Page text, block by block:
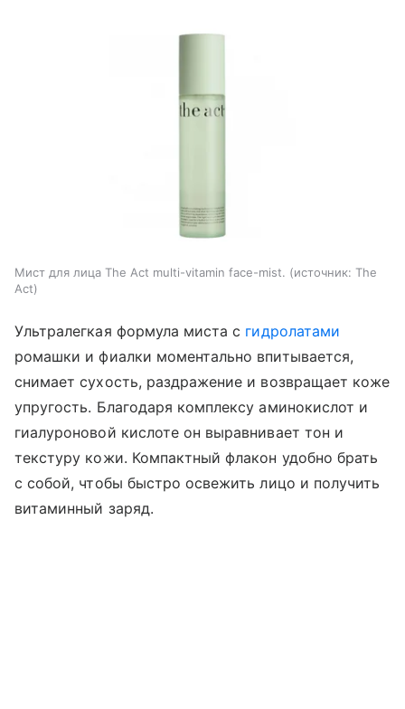
Мист для лица The Act multi-vitamin face-mist. источник: The
Act
Ультралегкая формула миста с гидролатами
ромашки и фиалки моментально впитывается,
снимает сухость, раздражение и возвращает коже
упругость. Благодаря комплексу аминокислот и
гиалуроновой кислоте он выравнивает тон и
текстуру кожи. Компактный флакон удобно брать
с собой, чтобы быстро освежить лицо и получить
витаминный заряд.